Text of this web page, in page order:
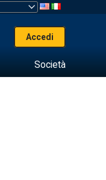
Accedi
Società